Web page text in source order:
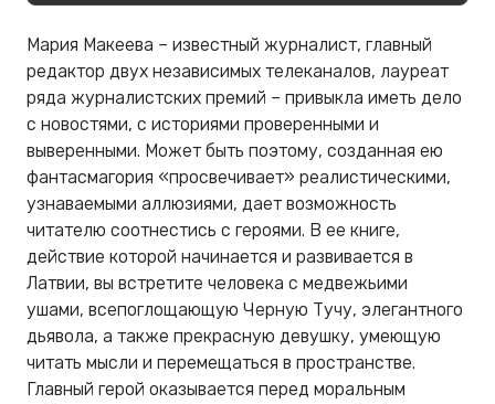
Мария Макеева – известный журналист, главный
редактор двух независимых телеканалов, лауреат
ряда журналистских премий – привыкла иметь дело
с новостями, с историями проверенными и
выверенными. Может быть поэтому, созданная ею
фантасмагория «просвечивает» реалистическими,
узнаваемыми аллюзиями, дает возможность
читателю соотнестись с героями. В ее книге,
действие которой начинается и развивается в
Латвии, вы встретите человека с медвежьими
ушами, всепоглощающую Черную Тучу, элегантного
дьявола, а также прекрасную девушку, умеющую
читать мысли и перемещаться в пространстве.
Главный герой оказывается перед моральным